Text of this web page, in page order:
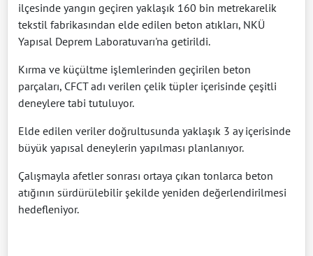
ilçesinde yangın geçiren yaklaşık 160 bin metrekarelik
tekstil fabrikasından elde edilen beton atıkları, NKÜ
Yapısal Deprem Laboratuvarı'na getirildi.
Kırma ve küçültme işlemlerinden geçirilen beton
parçaları, CFCT adı verilen çelik tüpler içerisinde çeşitli
deneylere tabi tutuluyor.
Elde edilen veriler doğrultusunda yaklaşık 3 ay içerisinde
büyük yapısal deneylerin yapılması planlanıyor.
Çalışmayla afetler sonrası ortaya çıkan tonlarca beton
atığının sürdürülebilir şekilde yeniden değerlendirilmesi
hedefleniyor.